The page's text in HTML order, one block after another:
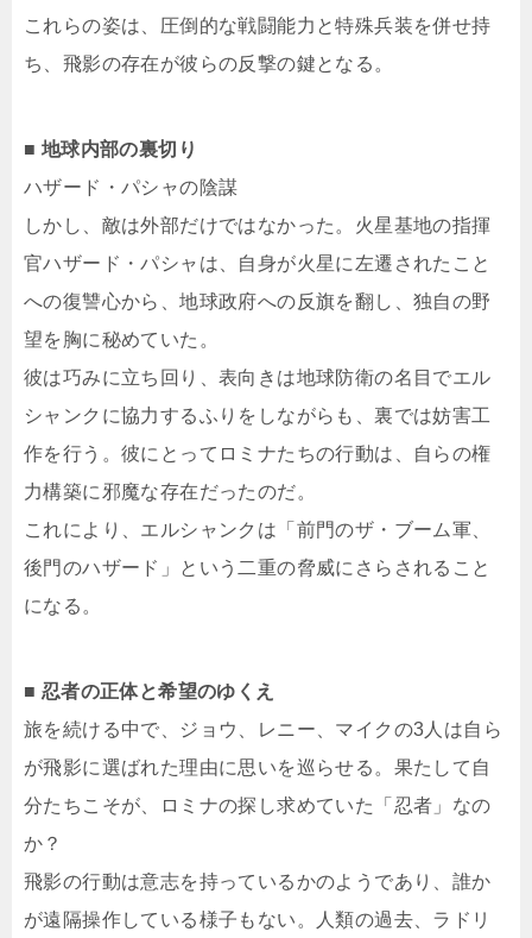
これらの姿は、圧倒的な戦闘能力と特殊兵装を併せ持
ち、飛影の存在が彼らの反撃の鍵となる。
■ 地球内部の裏切り
ハザード・パシャの陰謀
しかし、敵は外部だけではなかった。火星基地の指揮
官ハザード・パシャは、自身が火星に左遷されたこと
への復讐心から、地球政府への反旗を翻し、独自の野
望を胸に秘めていた。
彼は巧みに立ち回り、表向きは地球防衛の名目でエル
シャンクに協力するふりをしながらも、裏では妨害工
作を行う。彼にとってロミナたちの行動は、自らの権
力構築に邪魔な存在だったのだ。
これにより、エルシャンクは「前門のザ・ブーム軍、
後門のハザード」という二重の脅威にさらされること
になる。
■ 忍者の正体と希望のゆくえ
旅を続ける中で、ジョウ、レニー、マイクの3人は自ら
が飛影に選ばれた理由に思いを巡らせる。果たして自
分たちこそが、ロミナの探し求めていた「忍者」なの
か？
飛影の行動は意志を持っているかのようであり、誰か
が遠隔操作している様子もない。人類の過去、ラドリ